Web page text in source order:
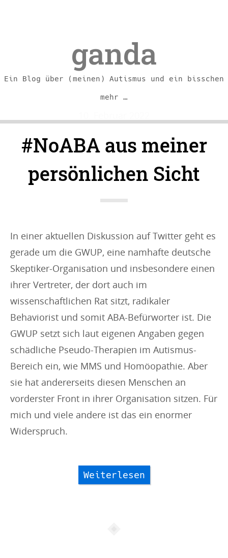
content
navigation
ganda
Ein Blog über (meinen) Autismus und ein bisschen
mehr …
#NoABA aus meiner
persönlichen Sicht
In einer aktuellen Diskussion auf Twitter geht es
gerade um die GWUP, eine namhafte deutsche
Skeptiker-Organisation und insbesondere einen
ihrer Vertreter, der dort auch im
wissenschaftlichen Rat sitzt, radikaler
Behaviorist und somit ABA-Befürworter ist. Die
GWUP setzt sich laut eigenen Angaben gegen
schädliche Pseudo-Therapien im Autismus-
Bereich ein, wie MMS und Homöopathie. Aber
sie hat andererseits diesen Menschen an
vorderster Front in ihrer Organisation sitzen. Für
mich und viele andere ist das ein enormer
Widerspruch.
Weiterlesen